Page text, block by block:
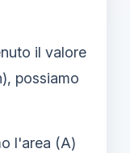
il valore
possiamo
l'area (A)